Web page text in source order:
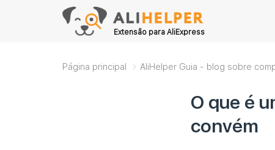
Extensão para AliExpress
Página principal AliHelper Guia - blog sobre
O que é
convém